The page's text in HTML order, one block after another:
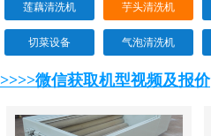
莲藕清洗机 芋头清洗机
切菜设备 气泡清洗机
>>>>微信获取机型视频及报价